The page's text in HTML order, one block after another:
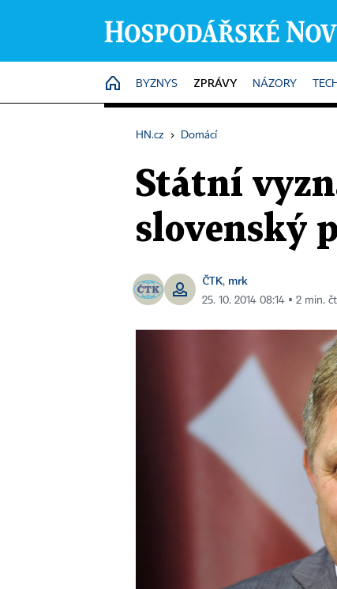
HOME
BYZNYS ZPRÁVY NÁZORY TECH
HN.cz › Domácí
Státní
slovenský
ČTK, mrk
25. 10. 2014 08:14 ▪ 2 min.